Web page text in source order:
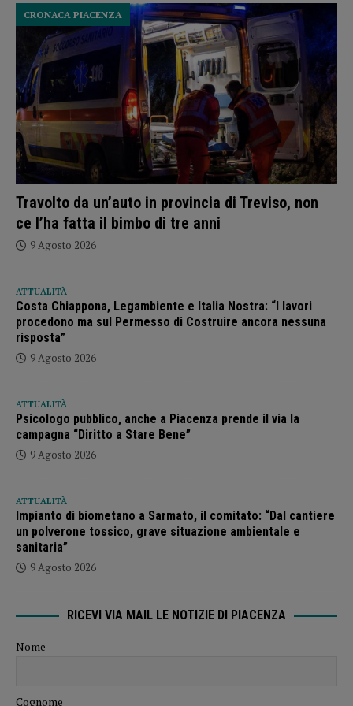
Travolto da un’auto in provincia di Treviso, non
ce l’ha fatta il bimbo di tre anni
CRONACA PIACENZA
9 Agosto 2026
ATTUALITÀ
Costa Chiappona, Legambiente e Italia Nostra: “I lavori
procedono ma sul Permesso di Costruire ancora nessuna
risposta”
9 Agosto 2026
ATTUALITÀ
Psicologo pubblico, anche a Piacenza prende il via la
campagna “Diritto a Stare Bene”
9 Agosto 2026
ATTUALITÀ
Impianto di biometano a Sarmato, il comitato: “Dal cantiere
un polverone tossico, grave situazione ambientale e
sanitaria”
9 Agosto 2026
RICEVI VIA MAIL LE NOTIZIE DI PIACENZA
Nome
Cognome